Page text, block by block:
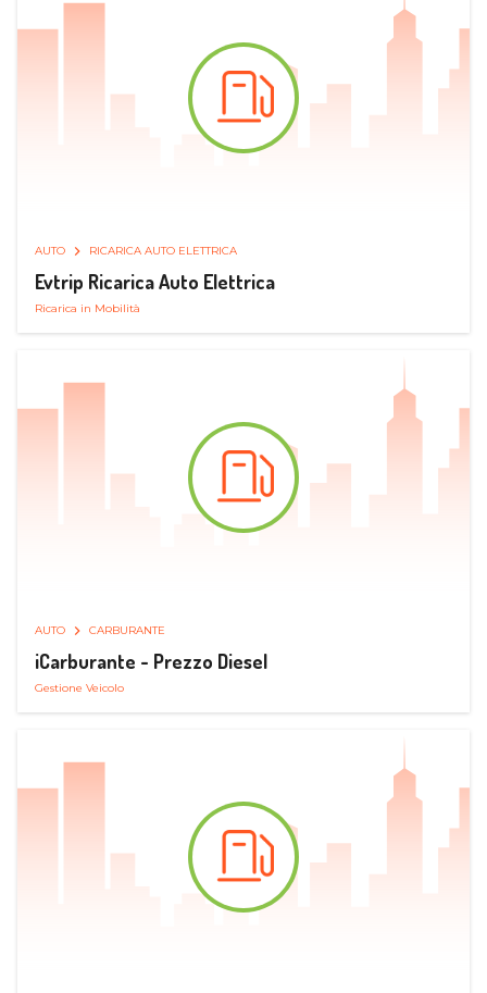
AUTO RICARICA AUTO ELETTRICA
Evtrip Ricarica Auto Elettrica
Ricarica in Mobilità
AUTO CARBURANTE
iCarburante - Prezzo Diesel
Gestione Veicolo